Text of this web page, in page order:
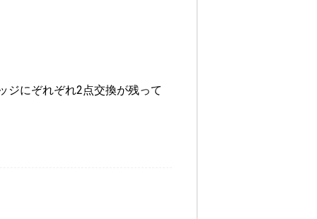
ジにぞれぞれ2点交換が残って